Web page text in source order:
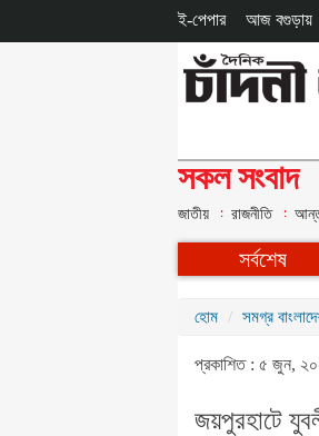
ই-পেপার আজ বগুড়ায়
সকল সংবাদ
জাতীয় রাজনীতি
সর্বশেষ
হোম সমগ্র
প্রকাশিত : ৫ জুন,
জয়পুরহাটে